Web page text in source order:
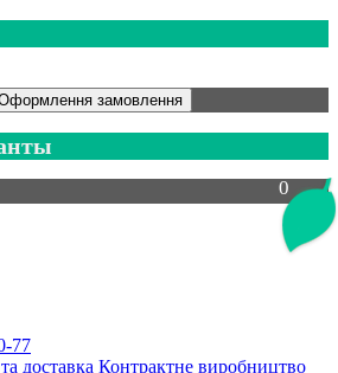
замовлення
0
77
доставка Контрактне виробництво